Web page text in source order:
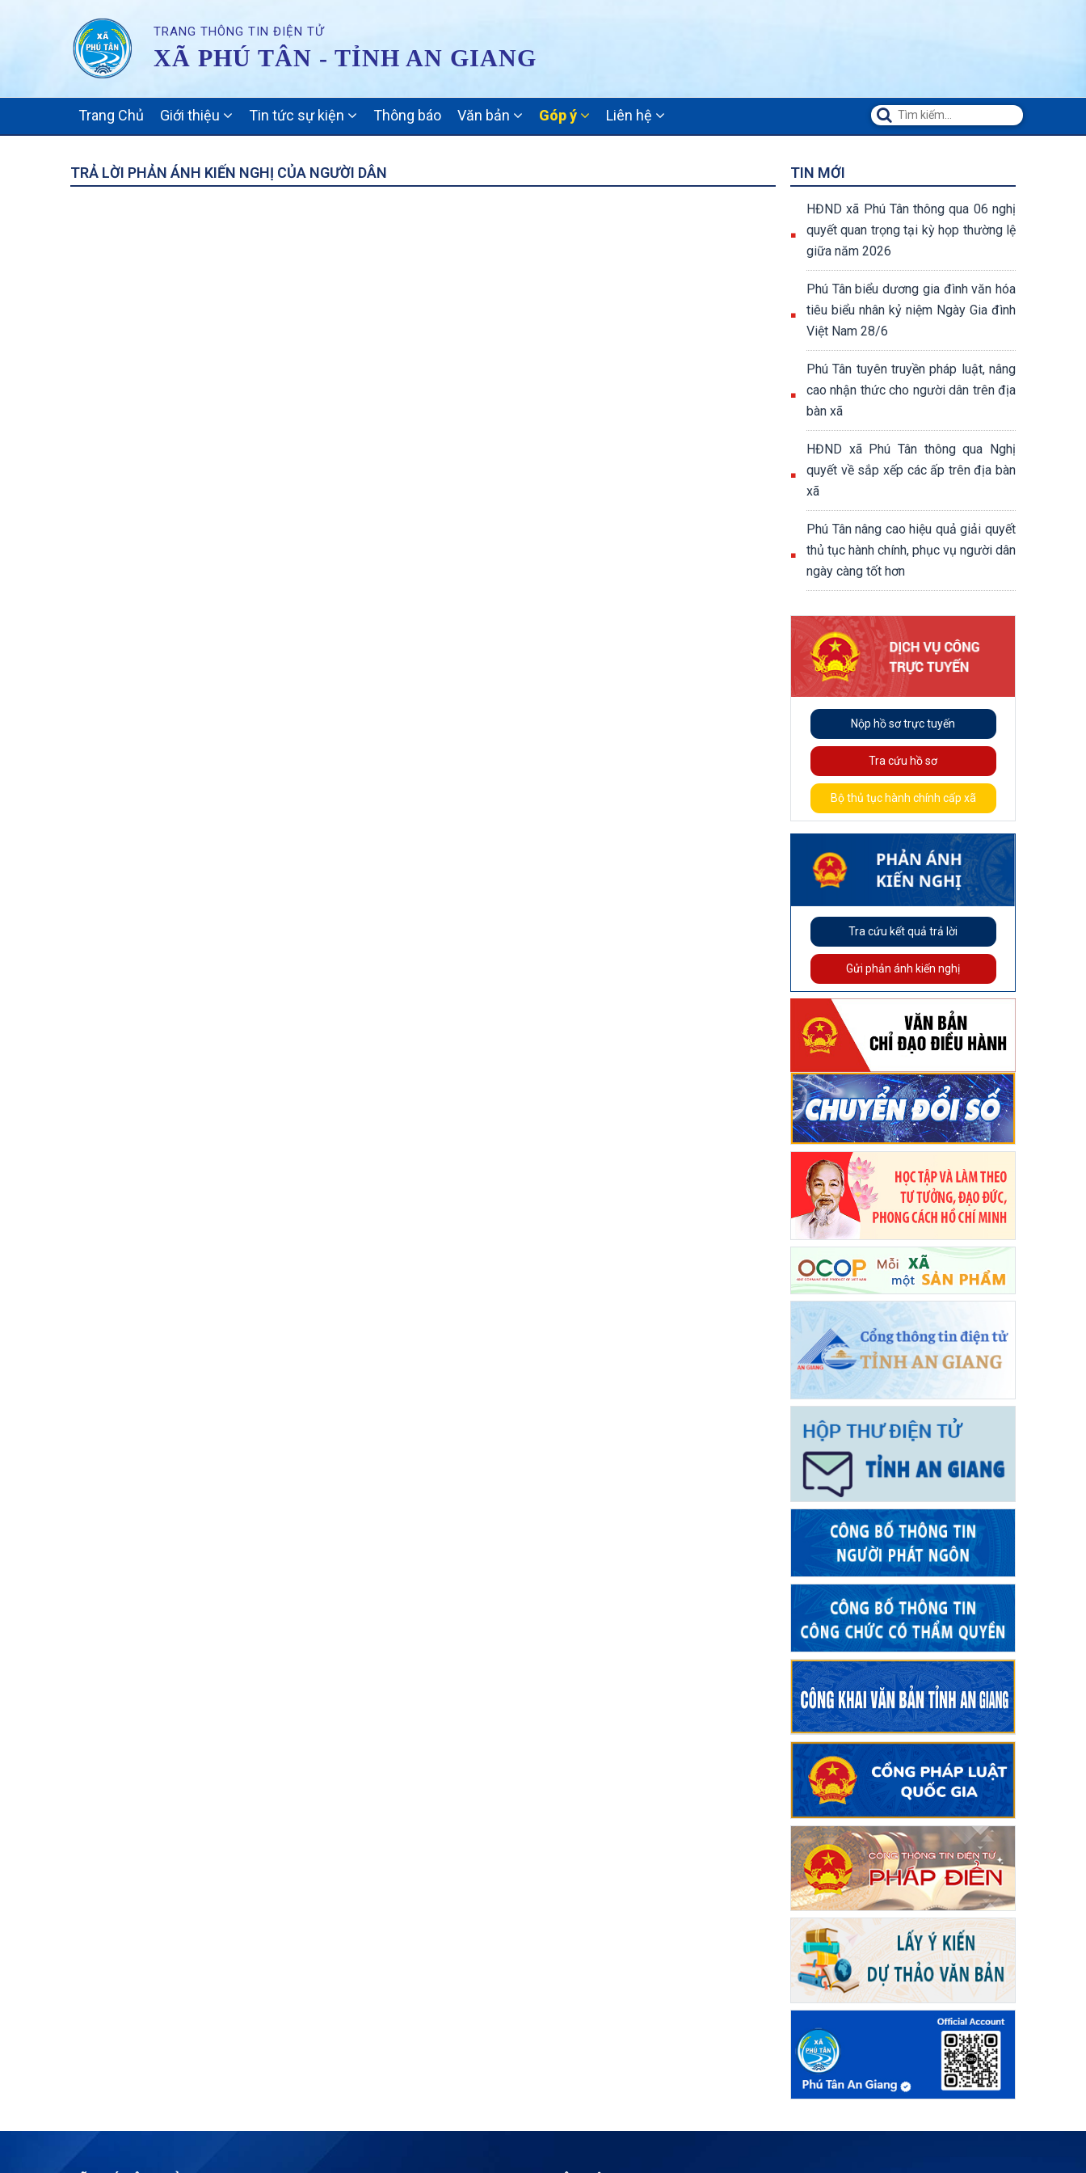
TRANG THÔNG TIN ĐIỆN TỬ
XÃ PHÚ TÂN - TỈNH AN GIANG
NAVIGATION
Trang Chủ Giới thiệu Tin tức sự kiện Thông báo Văn bản Góp ý Liên hệ
TRẢ LỜI PHẢN ÁNH KIẾN NGHỊ CỦA NGƯỜI DÂN TIN MỚI
HĐND xã Phú Tân thông qua 06 nghị
quyết quan trọng tại kỳ họp thường lệ
giữa năm 2026
Phú Tân biểu dương gia đình văn hóa
tiêu biểu nhân kỷ niệm Ngày Gia đình
Việt Nam 28/6
Phú Tân tuyên truyền pháp luật, nâng
cao nhận thức cho người dân trên địa
bàn xã
HĐND xã Phú Tân thông qua Nghị
quyết về sắp xếp các ấp trên địa bàn
xã
Phú Tân nâng cao hiệu quả giải quyết
thủ tục hành chính, phục vụ người dân
ngày càng tốt hơn
Nộp hồ sơ trực tuyến
Tra cứu hồ sơ
Bộ thủ tục hành chính cấp xã
Tra cứu kết quả trả lời
Gửi phản ánh kiến nghị